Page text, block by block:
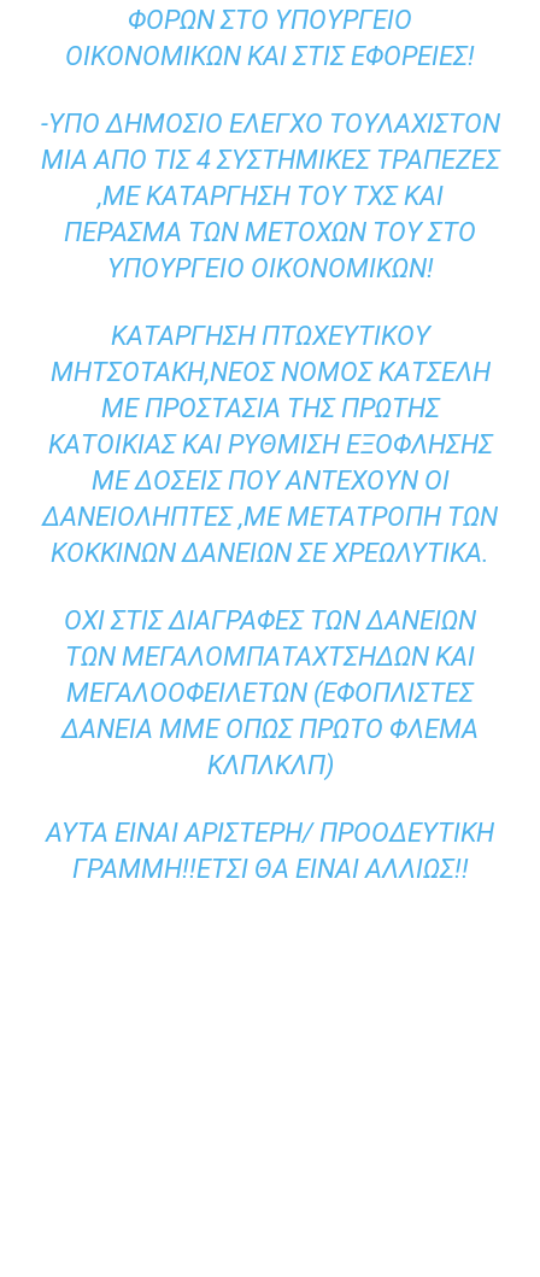
ΦΌΡΩΝ ΣΤΟ ΥΠΟΥΡΓΕΊΟ
ΟΙΚΟΝΟΜΙΚΩΝ ΚΑΙ ΣΤΙΣ ΕΦΟΡΕΊΕΣ!
-ΥΠΟ ΔΗΜΟΣΙΟ ΕΛΕΓΧΟ ΤΟΥΛΆΧΙΣΤΟΝ
ΜΙΑ ΑΠΌ ΤΙΣ 4 ΣΥΣΤΗΜΙΚΈΣ ΤΡΑΠΕΖΕΣ
,ΜΕ ΚΑΤΑΡΓΗΣΗ ΤΟΥ ΤΧΣ ΚΑΙ
ΠΈΡΑΣΜΑ ΤΩΝ ΜΕΤΟΧΏΝ ΤΟΥ ΣΤΟ
ΥΠΟΥΡΓΕΊΟ ΟΙΚΟΝΟΜΙΚΩΝ!
ΚΑΤΑΡΓΗΣΗ ΠΤΩΧΕΥΤΙΚΟΎ
ΜΗΤΣΟΤΑΚΗ,ΝΈΟΣ ΝΌΜΟΣ ΚΑΤΣΈΛΗ
ΜΕ ΠΡΟΣΤΑΣΊΑ ΤΗΣ ΠΡΏΤΗΣ
ΚΑΤΟΙΚΊΑΣ ΚΑΙ ΡΎΘΜΙΣΗ ΕΞΌΦΛΗΣΗΣ
ΜΕ ΔΌΣΕΙΣ ΠΟΥ ΑΝΤΈΧΟΥΝ ΟΙ
ΔΑΝΕΙΟΛΉΠΤΕΣ ,ΜΕ ΜΕΤΑΤΡΟΠΉ ΤΩΝ
ΚΌΚΚΙΝΩΝ ΔΑΝΕΊΩΝ ΣΕ ΧΡΕΩΛΥΤΙΚΑ.
ΌΧΙ ΣΤΙΣ ΔΙΑΓΡΑΦΈΣ ΤΩΝ ΔΑΝΕΊΩΝ
ΤΩΝ ΜΕΓΑΛΟΜΠΑΤΑΧΤΣΗΔΩΝ ΚΑΙ
ΜΕΓΑΛΟΟΦΕΙΛΕΤΩΝ (ΕΦΟΠΛΙΣΤΈΣ
ΔΆΝΕΙΑ ΜΜΕ ΟΠΩΣ ΠΡΏΤΟ ΦΛΕΜΑ
ΚΛΠΛΚΛΠ)
ΑΥΤΑ ΕΙΝΑΙ ΑΡΙΣΤΕΡΗ/ ΠΡΟΟΔΕΥΤΙΚΗ
ΓΡΑΜΜΗ!!ΕΤΣΙ ΘΑ ΕΙΝΑΙ ΑΛΛΙΩΣ!!